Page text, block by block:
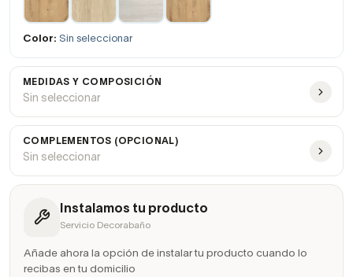
Color: Sin seleccionar
MEDIDAS Y COMPOSICIÓN
Sin seleccionar
COMPLEMENTOS (OPCIONAL)
Sin seleccionar
Instalamos tu producto
Servicio Decorabaño
Añade ahora la opción de instalar tu producto cuando lo
recibas en tu domicilio